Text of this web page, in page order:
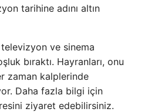
tarihine adını altın
televizyon ve sinema
bıraktı. Hayranları, onu
zaman kalplerinde
Daha fazla bilgi için
ziyaret edebilirsiniz.